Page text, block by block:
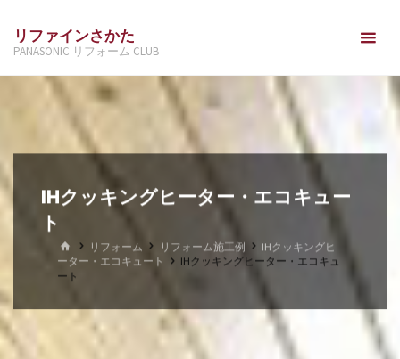
キ
ッ
リファインさかた
PANASONIC リフォーム CLUB
IHクッキングヒーター・エコキュー
ト
ホ
ー
リフォーム リフォーム施工例
IHクッキングヒ
ーター・エコキュート
IHクッキングヒーター・エコキュ
ート